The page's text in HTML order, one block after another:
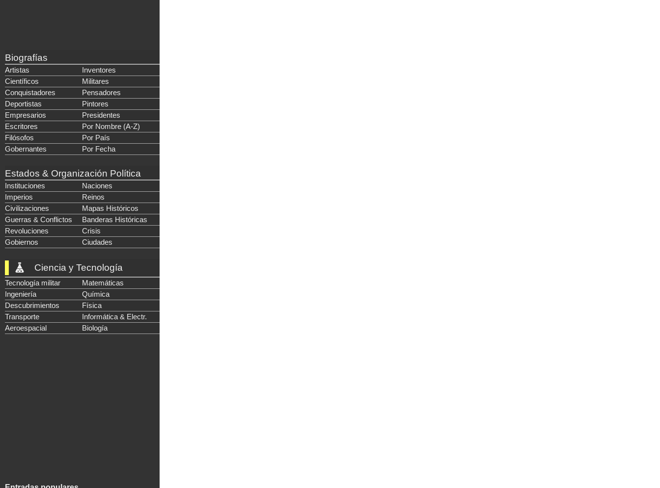
Biografías
Artistas
Inventores
Científicos
Militares
Conquistadores
Pensadores
Deportistas
Pintores
Empresarios
Presidentes
Escritores
Por Nombre (A-Z)
Filósofos
Por País
Gobernantes
Por Fecha
Estados & Organización Política
Instituciones
Naciones
Imperios
Reinos
Civilizaciones
Mapas Históricos
Guerras & Conflictos
Banderas Históricas
Revoluciones
Crisis
Gobiernos
Ciudades
Ciencia y Tecnología
Tecnología militar
Matemáticas
Ingeniería
Química
Descubrimientos
Física
Transporte
Informática & Electr.
Aeroespacial
Biología